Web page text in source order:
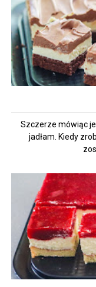
Szczerze mówiąc
jadłam. Kiedy